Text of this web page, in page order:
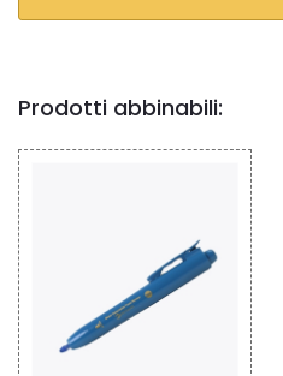
Prodotti abbinabili: